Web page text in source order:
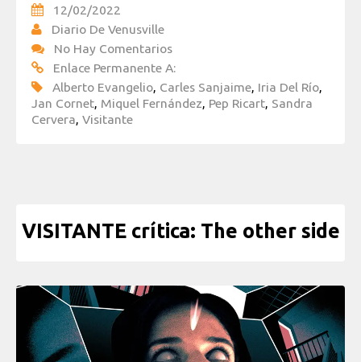
12/02/2022
Diario De Venusville
No Hay Comentarios
Enlace Permanente A:
Alberto Evangelio, Carles Sanjaime, Iria Del Río,
Jan Cornet, Miquel Fernández, Pep Ricart, Sandra
Cervera, Visitante
VISITANTE crítica: The other side